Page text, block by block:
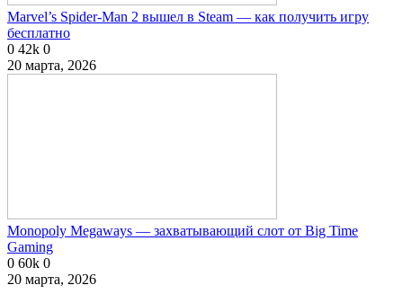
Marvel’s Spider-Man 2 вышел в Steam — как получить игру
бесплатно
0 42k 0
20 марта, 2026
Monopoly Megaways — захватывающий слот от Big Time
Gaming
0 60k 0
20 марта, 2026